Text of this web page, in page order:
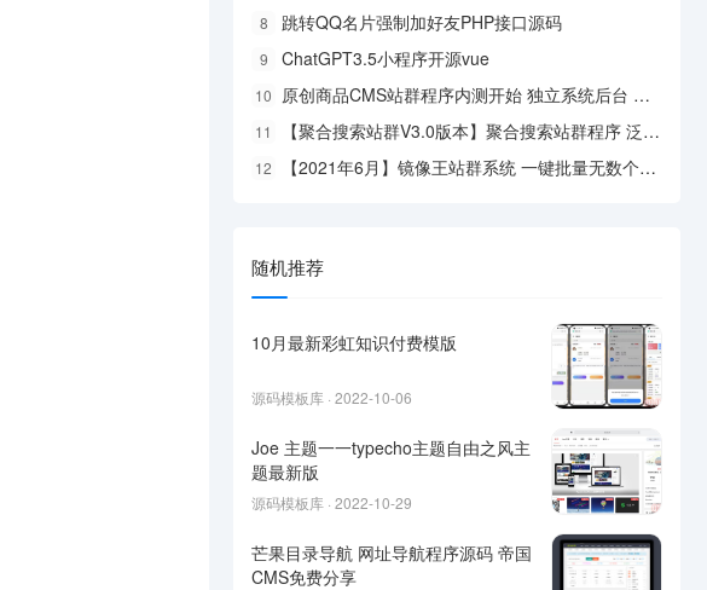
8 跳转QQ名片强制加好友PHP接口源码
9 ChatGPT3.5小程序开源vue
10 原创商品CMS站群程序内测开始 独立系统后台 批量目录页面生成 mip+熊账号+普通推送
11 【聚合搜索站群V3.0版本】聚合搜索站群程序 泛解析二级目录站群源码 MIP自动推送站群
12 【2021年6月】镜像王站群系统 一键批量无数个站点 全自动无需任何操作
随机推荐
10月最新彩虹知识付费模版
源码模板库 · 2022-10-06
Joe 主题一一typecho主题自由之风主
题最新版
源码模板库 · 2022-10-29
芒果目录导航 网址导航程序源码 帝国
CMS免费分享